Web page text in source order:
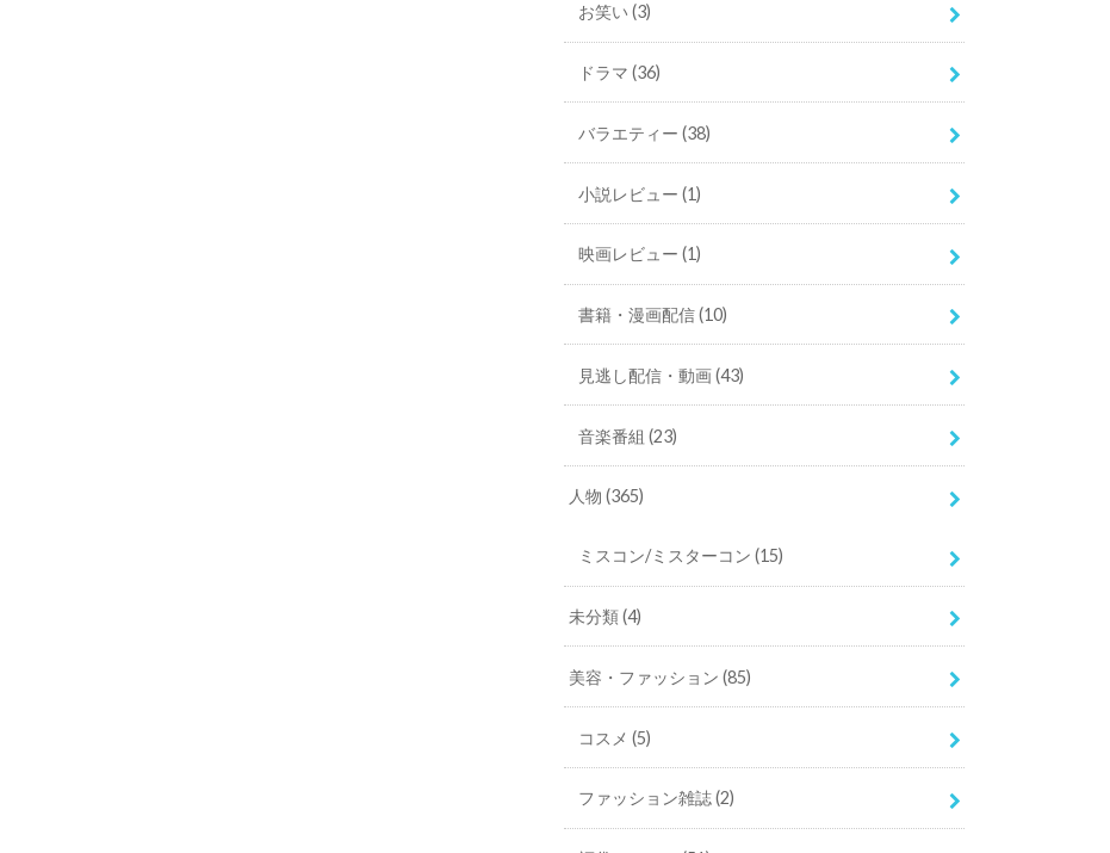
お笑い (3)
ドラマ (36)
バラエティー (38)
小説レビュー (1)
映画レビュー (1)
書籍・漫画配信(10)
見逃し配信・動画(43)
音楽番組 (23)
人物(365)
ミスコン/ミスターコン (15)
未分類(4)
美容・ファッション(85)
コスメ (5)
ファッション雑誌(2)